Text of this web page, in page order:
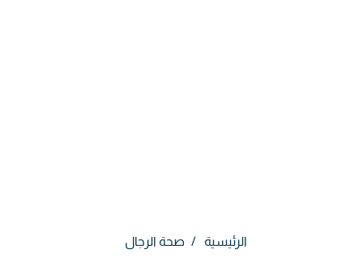
الرئيسية صحة الرجال